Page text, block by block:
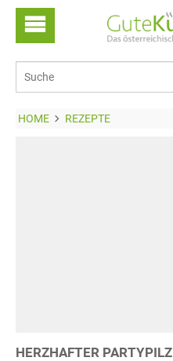
HOME REZEPTE
HERZHAFTER PARTYPILZ